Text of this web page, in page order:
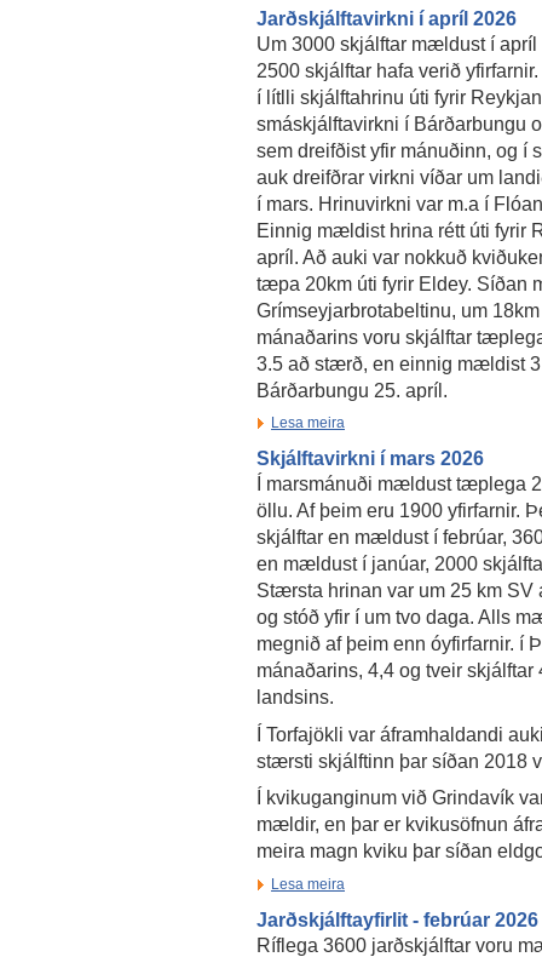
Jarðskjálftavirkni í apríl 2026
Um 3000 skjálftar mældust í apríl
2500 skjálftar hafa verið
í lítlli skjálftahrinu úti fyrir
smáskjálftavirkni í Bárðarbungu
sem dreifðist yfir mánuðinn, og í
auk dreifðrar virkni víðar um
í mars. Hrinuvirkni var m.a í
Einnig mældist hrina rétt úti fyrir
apríl. Að auki var nokkuð
tæpa 20km úti fyrir Eldey. Síðan
Grímseyjarbrotabeltinu, um
mánaðarins voru skjálftar
3.5 að stærð, en einnig mældist
Bárðarbungu 25. apríl.
Lesa meira
Skjálftavirkni í mars 2026
Í marsmánuði mældust tæplega
öllu. Af þeim eru 1900 yfirfarnir.
skjálftar en mældust í febrúar,
en mældust í janúar, 2000
Stærsta hrinan var um 25 km SV
og stóð yfir í um tvo daga. Alls
megnið af þeim enn óyfirfarnir. í
mánaðarins, 4,4 og tveir
landsins.
Í Torfajökli var áframhaldandi
stærsti skjálftinn þar síðan 2018
Í kvikuganginum við Grindavík
mældir, en þar er kvikusöfnun
meira magn kviku þar síðan
Lesa meira
Jarðskjálftayfirlit - febrúar 2026
Ríflega 3600 jarðskjálftar voru